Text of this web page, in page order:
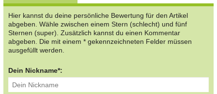
Hier kannst du deine persönliche Bewertung für den Artikel
abgeben. Wähle zwischen einem Stern (schlecht) und fünf
Sternen (super). Zusätzlich kannst du einen Kommentar
abgeben. Die mit einem * gekennzeichneten Felder müssen
ausgefüllt werden.
Dein Nickname*: